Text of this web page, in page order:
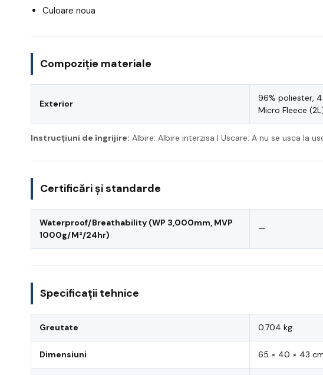
Culoare noua
Compoziție materiale
Exterior
96% poliester,
Micro Fleece
Instrucțiuni de îngrijire: Albire: Albire interzisa | Uscare: A nu se usca la
Certificări și standarde
Waterproof/Breathability (WP 3,000mm, MVP
1000g/M²/24hr)
—
Specificații tehnice
Greutate 0.704 kg
Dimensiuni 65 × 40 × 43